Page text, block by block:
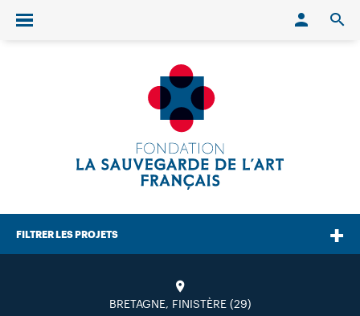
Ouvrir/fermer le menu
FILTRER LES PROJETS
BRETAGNE, FINISTÈRE (29)